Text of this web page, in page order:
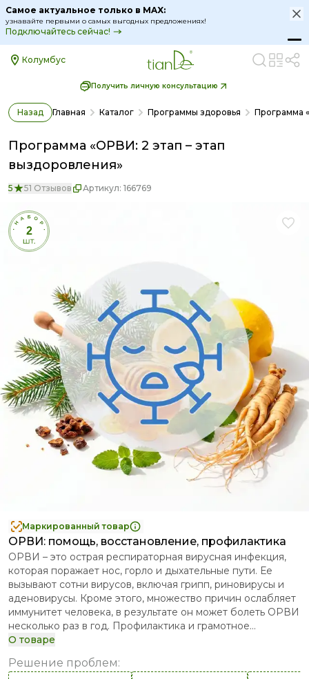
Самое актуальное только в MAX:
узнавайте первыми о самых выгодных предложениях!
Подключайтесь сейчас!
Колумбус
Получить личную консультацию
Назад Главная Каталог Программы здоровья Программа
Программа «ОРВИ: 2 этап – этап
выздоровления»
5 51 Отзывов Артикул: 166769
Маркированный товар
ОРВИ: помощь, восстановление, профилактика
ОРВИ – это острая респираторная вирусная инфекция,
которая поражает нос, горло и дыхательные пути. Ее
вызывают сотни вирусов, включая грипп, риновирусы и
аденовирусы. Кроме этого, множество причин ослабляет
иммунитет человека, в результате он может болеть ОРВИ
несколько раз в год. Профилактика и грамотное
восстановление помогают избежать осложнений и
О товаре
Решение проблем: